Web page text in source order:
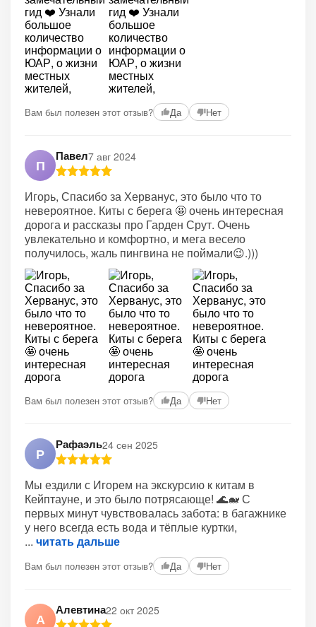
Вам был полезен этот отзыв? Да Нет
П
Павел7 авг 2024
Игорь, Спасибо за Херванус, это было что то
невероятное. Киты с берега 🤩 очень интересная
дорога и рассказы про Гарден Срут. Очень
увлекательно и комфортно, и мега весело
получилось, жаль пингвина не поймали😉.)))
Вам был полезен этот отзыв? Да Нет
Р
Рафаэль24 сен 2025
Мы ездили с Игорем на экскурсию к китам в
Кейптауне, и это было потрясающе! 🌊🐋 С
первых минут чувствовалась забота: в багажнике
у него всегда есть вода и тёплые куртки,
читать дальше
Вам был полезен этот отзыв? Да Нет
А
Алевтина22 окт 2025